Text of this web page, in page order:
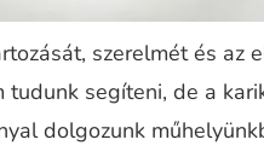
szerelmét és az
segíteni, de a
dolgozunk